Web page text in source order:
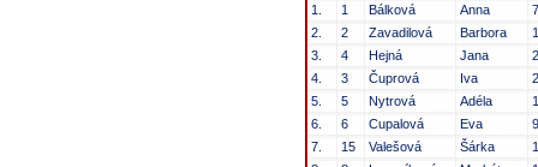
1. 1 Bálková Anna
2.
2 Zavadilová Barbora
3.
4 Hejná Jana
4.
3 Čuprová Iva
5.
5 Nytrová Adéla
6.
6 Cupalová Eva
7.
15 Valešová Šárka